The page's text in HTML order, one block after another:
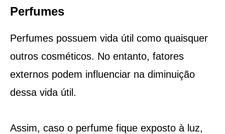
Perfumes
Perfumes possuem vida útil como quaisquer
outros cosméticos. No entanto, fatores
externos podem influenciar na diminuição
dessa vida útil.
Assim, caso o perfume fique exposto à luz,